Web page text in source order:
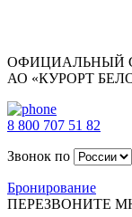
ОФИЦИАЛЬНЫЙ
АО «КУРОРТ
8 800 707 51 82
Звонок по
Бронирование
ПЕРЕЗВОНИТЕ